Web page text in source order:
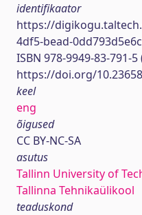
identifikaator
https://
4df5-bead-
ISBN 978-9949-83-791-5
https://doi.org/
keel
eng
õigused
CC BY-NC-SA
asutus
Tallinn University of
Tallinna Tehnikaülikool
teaduskond